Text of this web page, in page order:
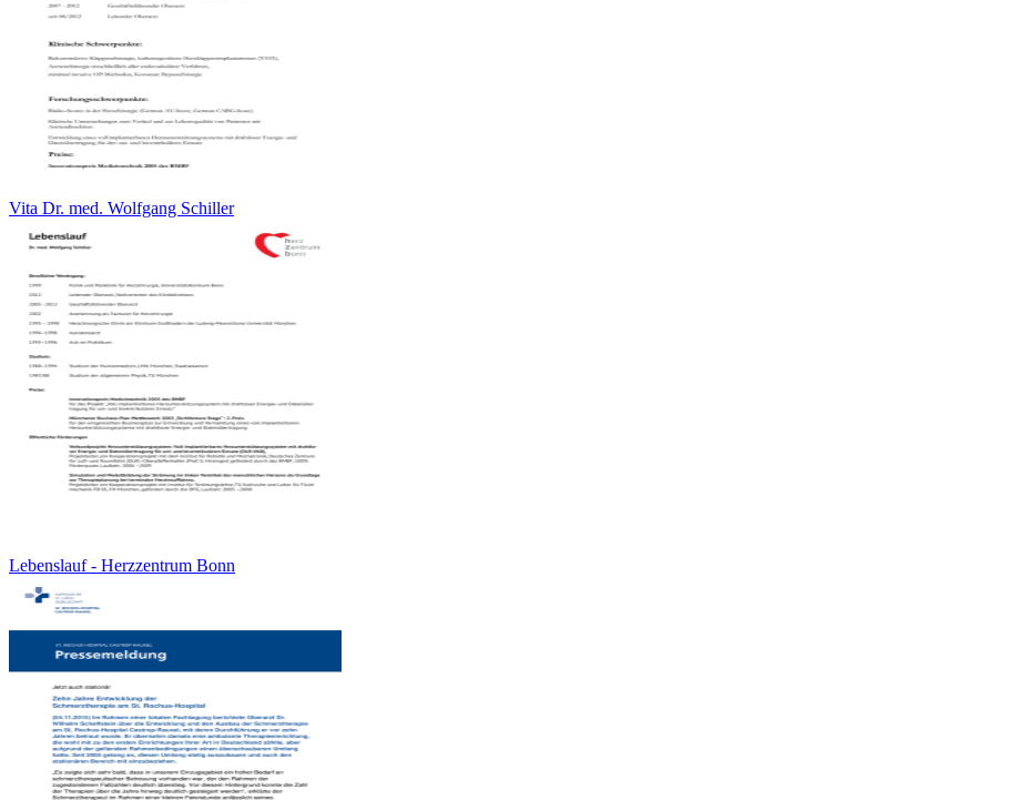
Vita Dr. med. Wolfgang Schiller
Lebenslauf - Herzzentrum Bonn